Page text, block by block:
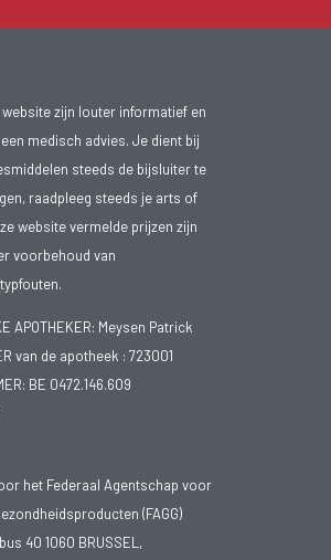
website zijn louter informatief en
medisch advies. Je dient bij
steeds de bijsluiter te
raadpleeg steeds je arts of
website vermelde prijzen zijn
voorbehoud van
APOTHEKER: Meysen Patrick
van de apotheek : 723001
BE 0472.146.609
het Federaal Agentschap voor
(FAGG)
40 1060 BRUSSEL,